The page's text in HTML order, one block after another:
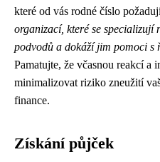
které od vás rodné číslo
organizací, které se specializují
podvodů a dokáží jim pomoci s
Pamatujte, že včasnou reakcí a
minimalizovat riziko zneužití
finance.
Získání půjček